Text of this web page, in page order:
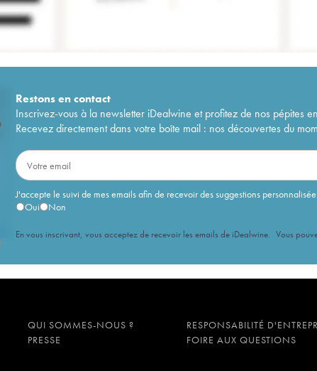
Restons encontact
Inscrivez-vous à la newsletter iDealwine et profitez de nos pépites
Recevez directement dans votre boîte mail : nos découvertes du
J'accepte le suivi de mes emails afin de recevoir des suggestions
Oui
Non
En vous inscrivant, vous acceptez de recevoir les emails de iDealwine. Vous
QUI SOMMES-NOUS ?
RESPONSABILITÉ
PRESSE FOIRE AUX QUESTIONS